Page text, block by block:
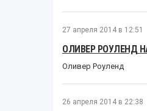
27 апреля 2014 в 12:51
ОЛИВЕР РОУЛЕНД
Оливер Роуленд
26 апреля 2014 в 22:38